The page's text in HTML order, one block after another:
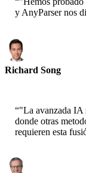
y AnyParser nos
Richard Song
“"La avanzada IA
donde otras
requieren esta